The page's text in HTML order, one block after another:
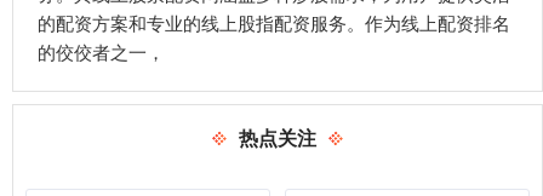
的配资方案和专业的线上股指配资服务。作为线上配资排名
的佼佼者之一，
热点关注